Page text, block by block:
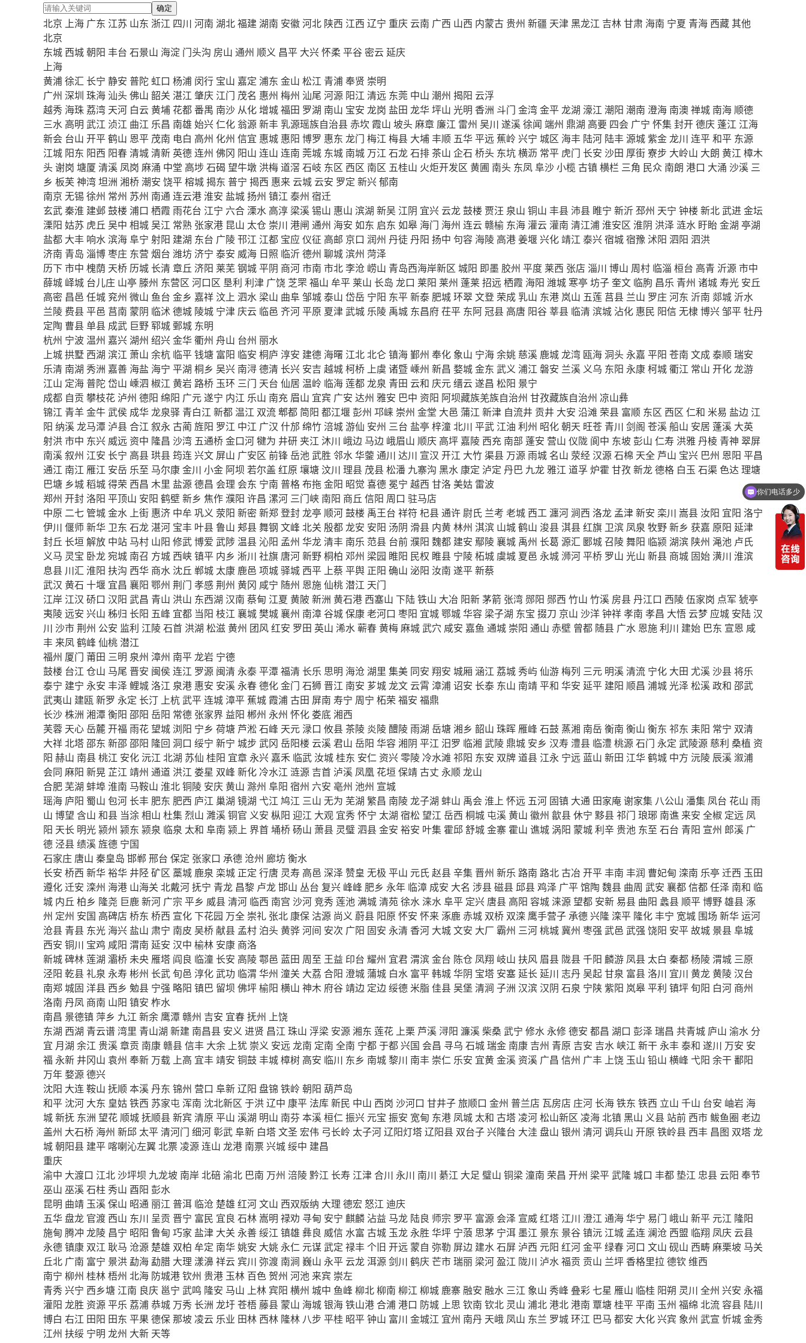
确定
北京 上海 广东 江苏 山东 浙江 四川 河南 湖北福建湖南 安徽河北 陕西 江西 辽宁 重庆 云南 广西 山西 内蒙古 贵州 新疆 天津黑龙江 吉林甘肃 海南 宁夏 青海 西藏其他
北京
东城 西城朝阳 丰台 石景山 海淀 门头沟 房山 通州 顺义 昌平 大兴怀柔平谷 密云延庆
上海
黄浦徐汇 长宁 静安 普陀 虹口 杨浦 闵行 宝山 嘉定 浦东 金山 松江 青浦奉贤 崇明
广州 深圳 珠海 汕头佛山 韶关 湛江 肇庆 江门 茂名 惠州 梅州 汕尾 河源 阳江 清远 东莞 中山 潮州 揭阳 云浮
越秀 海珠 荔湾 天河 白云黄埔 花都番禺 南沙 从化增城福田 罗湖 南山 宝安 龙岗 盐田 龙华坪山 光明 香洲 斗门 金湾金平龙湖 濠江 潮阳 潮南 澄海 南澳禅城 南海 顺德
三水 高明 武江 浈江 曲江 乐昌 南雄 始兴仁化 翁源新丰乳源瑶族自治县赤坎 霞山 坡头麻章 廉江 雷州 吴川 遂溪徐闻 端州 鼎湖 高要 四会 广宁 怀集封开德庆 蓬江 江海
新会 台山 开平鹤山 恩平 茂南 电白 高州 化州 信宜 惠城 惠阳 博罗 惠东 龙门 梅江 梅县 大埔丰顺 五华平远 蕉岭 兴宁 城区 海丰 陆河 陆丰源城紫金龙川 连平和平 东源
江城 阳东 阳西 阳春清城清新 英德连州 佛冈 阳山 连山 连南 莞城 东城 南城 万江 石龙石排茶山 企石 桥头 东坑横沥 常平 虎门 长安 沙田 厚街寮步 大岭山 大朗 黄江 樟木
头谢岗 塘厦 清溪 凤岗 麻涌 中堂 高埗石碣 望牛墩 洪梅道滘 石岐 东区 西区 南区 五桂山 火炬开发区 黄圃 南头 东凤阜沙小榄 古镇横栏 三角 民众 南朗 港口 大涌 沙溪 三
乡 板芙 神湾坦洲 湘桥潮安 饶平榕城揭东 普宁 揭西 惠来 云城 云安 罗定 新兴郁南
南京 无锡 徐州 常州 苏州 南通连云港淮安 盐城扬州 镇江 泰州 宿迁
玄武秦淮 建邺鼓楼 浦口 栖霞 雨花台 江宁 六合 溧水 高淳 梁溪锡山 惠山 滨湖 新吴 江阴 宜兴 云龙鼓楼 贾汪 泉山 铜山 丰县 沛县 睢宁 新沂邳州 天宁 钟楼 新北武进金坛
溧阳 姑苏 虎丘 吴中 相城吴江 常熟 张家港 昆山 太仓 崇川 港闸 通州 海安 如东 启东 如皋 海门 海州 连云赣榆 东海灌云灌南 清江浦淮安区 淮阴 洪泽 涟水 盱眙金湖 亭湖
盐都 大丰 响水滨海阜宁 射阳 建湖 东台 广陵邗江 江都 宝应 仪征 高邮 京口 润州 丹徒丹阳 扬中 句容 海陵 高港姜堰兴化靖江 泰兴宿城宿豫 沭阳 泗阳 泗洪
济南 青岛 淄博枣庄 东营 烟台 潍坊济宁 泰安 威海 日照 临沂德州 聊城滨州 菏泽
历下市中 槐荫 天桥 历城 长清章丘 济阳 莱芜钢城平阴 商河市南 市北李沧 崂山 青岛西海岸新区 城阳 即墨 胶州 平度 莱西 张店 淄川 博山 周村 临淄 桓台 高青 沂源市中
薛城 峄城 台儿庄 山亭 滕州 东营区 河口区 垦利 利津 广饶 芝罘福山 牟平 莱山 长岛 龙口 莱阳 莱州 蓬莱招远 栖霞 海阳 潍城 寒亭 坊子奎文 临朐 昌乐 青州 诸城寿光 安丘
高密 昌邑 任城 兖州 微山 鱼台 金乡 嘉祥 汶上 泗水 梁山 曲阜邹城泰山 岱岳 宁阳 东平新泰 肥城环翠文登 荣成乳山 东港 岚山 五莲 莒县 兰山 罗庄河东 沂南 郯城 沂水
兰陵 费县平邑 莒南 蒙阴 临沭德城 陵城 宁津 庆云 临邑 齐河平原 夏津武城 乐陵 禹城 东昌府茌平 东阿冠县 高唐 阳谷莘县 临清滨城 沾化 惠民 阳信无棣博兴邹平牡丹
定陶 曹县单县 成武 巨野 郓城 鄄城 东明
杭州 宁波 温州 嘉兴湖州 绍兴金华衢州 舟山 台州 丽水
上城拱墅 西湖 滨江 萧山 余杭 临平钱塘 富阳 临安 桐庐 淳安 建德 海曙 江北北仑镇海鄞州 奉化 象山 宁海余姚 慈溪 鹿城龙湾 瓯海洞头 永嘉 平阳 苍南 文成泰顺瑞安
乐清 南湖 秀洲 嘉善 海盐 海宁 平湖 桐乡 吴兴 南浔德清 长兴 安吉 越城柯桥 上虞 诸暨 嵊州 新昌 婺城金东 武义 浦江 磐安 兰溪 义乌 东阳 永康柯城衢江 常山 开化龙游
江山 定海普陀 岱山 嵊泗 椒江 黄岩 路桥 玉环 三门 天台 仙居 温岭 临海莲都龙泉 青田 云和 庆元缙云遂昌 松阳 景宁
成都 自贡 攀枝花 泸州 德阳 绵阳 广元遂宁 内江 乐山 南充 眉山 宜宾 广安 达州 雅安 巴中 资阳 阿坝藏族羌族自治州 甘孜藏族自治州 凉山彝
锦江 青羊金牛武侯 成华龙泉驿 青白江 新都 温江 双流郫都 简阳 都江堰彭州 邛崃 崇州 金堂 大邑 蒲江 新津 自流井 贡井 大安 沿滩 荣县 富顺 东区 西区 仁和 米易 盐边 江
阳 纳溪龙马潭 泸县合江 叙永古蔺旌阳 罗江 中江 广汉 什邡 绵竹 涪城游仙 安州 三台 盐亭 梓潼北川 平武 江油 利州 昭化朝天 旺苍 青川 剑阁 苍溪船山 安居 蓬溪 大英
射洪市中 东兴 威远 资中 隆昌 沙湾 五通桥金口河犍为 井研 夹江 沐川 峨边 马边 峨眉山 顺庆 高坪 嘉陵 西充 南部 蓬安 营山 仪陇 阆中 东坡彭山 仁寿 洪雅丹棱 青神 翠屏
南溪叙州 江安 长宁 高县珙县筠连兴文 屏山 广安区 前锋岳池武胜 邻水华蓥 通川 达川 宣汉 开江 大竹 渠县 万源雨城 名山 荥经汉源石棉 天全 芦山 宝兴 巴州 恩阳 平昌
通江 南江 雁江 安岳 乐至 马尔康金川 小金 阿坝 若尔盖 红原 壤塘 汶川 理县 茂县松潘 九寨沟 黑水 康定 泸定 丹巴 九龙雅江 道孚炉霍 甘孜新龙德格 白玉 石渠色达 理塘
巴塘 乡城稻城得荣 西昌 木里 盐源德昌 会理 会东 宁南 普格布拖金阳 昭觉 喜德 冕宁 越西 甘洛 美姑 雷波
郑州 开封洛阳 平顶山 安阳 鹤壁新乡 焦作濮阳 许昌 漯河 三门峡 南阳 商丘 信阳 周口 驻马店
中原 二七 管城金水 上街 惠济 中牟巩义 荥阳 新密 新郑登封龙亭 顺河鼓楼 禹王台 祥符 杞县通许 尉氏 兰考 老城 西工瀍河涧西 洛龙 孟津新安 栾川 嵩县 汝阳 宜阳 洛宁
伊川 偃师新华 卫东 石龙湛河 宝丰 叶县鲁山 郏县舞钢 文峰 北关 殷都龙安 安阳 汤阴 滑县 内黄林州 淇滨 山城鹤山 浚县淇县红旗 卫滨 凤泉 牧野新乡 获嘉 原阳 延津
封丘 长垣解放 中站 马村 山阳 修武博爱 武陟 温县沁阳 孟州 华龙清丰 南乐 范县 台前濮阳 魏都 建安 鄢陵襄城 禹州 长葛 源汇 郾城召陵舞阳 临颍 湖滨 陕州 渑池 卢氏
义马 灵宝 卧龙宛城 南召 方城 西峡镇平 内乡 淅川 社旗 唐河新野桐柏 邓州 梁园 睢阳 民权 睢县 宁陵柘城 虞城 夏邑 永城浉河平桥 罗山 光山 新县 商城 固始潢川 淮滨
息县 川汇 淮阳 扶沟 西华 商水 沈丘 郸城 太康 鹿邑 项城驿城 西平 上蔡 平舆 正阳 确山 泌阳 汝南 遂平新蔡
武汉 黄石 十堰 宜昌 襄阳 鄂州 荆门 孝感荆州 黄冈 咸宁 随州 恩施仙桃潜江 天门
江岸 江汉 硚口 汉阳 武昌 青山 洪山 东西湖 汉南 蔡甸 江夏 黄陂 新洲 黄石港 西塞山 下陆铁山 大冶 阳新茅箭 张湾 郧阳 郧西 竹山 竹溪 房县丹江口 西陵伍家岗 点军 猇亭
夷陵远安 兴山 秭归 长阳 五峰 宜都 当阳 枝江 襄城樊城襄州 南漳谷城保康老河口 枣阳 宜城鄂城华容 梁子湖 东宝 掇刀 京山 沙洋钟祥孝南 孝昌 大悟 云梦 应城 安陆汉
川 沙市荆州 公安 监利 江陵石首 洪湖 松滋黄州 团风红安 罗田 英山 浠水蕲春黄梅麻城武穴 咸安 嘉鱼 通城 崇阳 通山 赤壁 曾都 随县 广水 恩施利川 建始 巴东 宣恩 咸
丰 来凤鹤峰 仙桃潜江
福州 厦门 莆田 三明 泉州 漳州 南平龙岩 宁德
鼓楼 台江 仓山 马尾 晋安 闽侯连江 罗源 闽清 永泰平潭福清 长乐 思明 海沧 湖里 集美 同安 翔安 城厢 涵江 荔城秀屿仙游梅列 三元 明溪清流 宁化 大田 尤溪沙县将乐
泰宁 建宁 永安 丰泽鲤城洛江 泉港 惠安 安溪 永春德化金门 石狮 晋江 南安 芗城龙文 云霄 漳浦诏安 长泰 东山 南靖平和 华安 延平 建阳 顺昌 浦城光泽松溪政和 邵武
武夷山 建瓯新罗 永定 长汀 上杭武平连城 漳平 蕉城 霞浦古田 屏南 寿宁 周宁 柘荣 福安 福鼎
长沙株洲 湘潭衡阳 邵阳 岳阳 常德 张家界 益阳 郴州 永州 怀化 娄底湘西
芙蓉 天心岳麓开福 雨花望城 浏阳 宁乡 荷塘 芦淞石峰 天元 渌口 攸县茶陵 炎陵醴陵雨湖 岳塘湘乡 韶山 珠晖 雁峰 石鼓 蒸湘 南岳衡南 衡山 衡东 祁东 耒阳 常宁 双清
大祥北塔邵东 新邵邵阳 隆回 洞口 绥宁 新宁 城步 武冈 岳阳楼 云溪君山 岳阳 华容湘阴 平江 汨罗 临湘 武陵鼎城 安乡 汉寿 澧县 临澧桃源石门 永定 武陵源 慈利 桑植 资
阳 赫山 南县桃江 安化沅江 北湖 苏仙 桂阳 宜章 永兴 嘉禾 临武 汝城桂东 安仁 资兴零陵 冷水滩 祁阳 东安 双牌道县 江永 宁远 蓝山 新田 江华鹤城 中方 沅陵 辰溪 溆浦
会同 麻阳 新晃 芷江 靖州 通道 洪江 娄星 双峰 新化 冷水江 涟源 吉首 泸溪 凤凰 花垣保靖古丈 永顺龙山
合肥 芜湖 蚌埠淮南 马鞍山 淮北铜陵 安庆黄山 滁州 阜阳 宿州 六安 亳州 池州 宣城
瑶海 庐阳 蜀山 包河 长丰 肥东 肥西 庐江 巢湖 镜湖 弋江 鸠江 三山 无为 芜湖 繁昌 南陵龙子湖 蚌山 禹会淮上 怀远 五河 固镇 大通 田家庵谢家集 八公山 潘集 凤台 花山 雨
山 博望 含山 和县 当涂相山 杜集 烈山 濉溪铜官 义安 枞阳 迎江 大观 宜秀怀宁 太湖 宿松 望江 岳西 桐城 屯溪黄山 徽州 歙县休宁 黟县祁门 琅琊 南谯 来安 全椒 定远 凤
阳 天长 明光颍州 颍东 颍泉 临泉 太和 阜南 颍上 界首埇桥砀山 萧县 灵璧泗县金安 裕安 叶集 霍邱舒城金寨 霍山 谯城 涡阳 蒙城利辛 贵池 东至 石台 青阳 宣州 郎溪 广
德 泾县绩溪旌德 宁国
石家庄 唐山 秦皇岛 邯郸 邢台 保定 张家口 承德 沧州 廊坊衡水
长安 桥西 新华裕华 井陉矿区 藁城 鹿泉 栾城 正定 行唐 灵寿 高邑 深泽 赞皇 无极 平山 元氏赵县辛集 晋州 新乐 路南 路北古冶 开平丰南 丰润 曹妃甸 滦南 乐亭 迁西 玉田
遵化迁安 滦州 海港 山海关 北戴河抚宁 青龙 昌黎 卢龙邯山 丛台 复兴 峰峰 肥乡 永年 临漳 成安 大名 涉县磁县邱县鸡泽 广平馆陶 魏县 曲周 武安 襄都信都任泽 南和 临
城 内丘 柏乡 隆尧 巨鹿新河 广宗 平乡 威县清河 临西 南宫 沙河竞秀莲池 满城清苑徐水 涞水阜平 定兴 唐县 高阳 容城 涞源望都 安新易县 曲阳 蠡县 顺平博野雄县涿
州 定州 安国 高碑店 桥东 桥西 宣化下花园 万全 崇礼 张北 康保 沽源 尚义 蔚县 阳原 怀安 怀来涿鹿赤城 双桥 双滦 鹰手营子承德兴隆 滦平 隆化丰宁 宽城 围场 新华运河
沧县 青县 东光 海兴 盐山 肃宁 南皮 吴桥献县 孟村 泊头黄骅河间 安次 广阳 固安 永清 香河 大城文安 大厂 霸州 三河桃城冀州 枣强 武邑 武强 饶阳 安平故城 景县阜城
西安 铜川 宝鸡 咸阳 渭南 延安 汉中 榆林 安康 商洛
新城碑林莲湖 灞桥未央 雁塔 阎良 临潼 长安 高陵鄠邑 蓝田 周至 王益 印台 耀州 宜君渭滨金台 陈仓 凤翔 岐山 扶风 眉县 陇县千阳 麟游 凤县 太白 秦都杨陵渭城 三原
泾阳 乾县礼泉 永寿彬州 长武旬邑 淳化武功 临渭 华州 潼关 大荔 合阳 澄城蒲城 白水 富平韩城华阴 宝塔 安塞延长 延川 志丹吴起甘泉 富县洛川 宜川 黄龙黄陵汉台
南郑城固 洋县 西乡 勉县 宁强 略阳 镇巴 留坝 佛坪榆阳 横山 神木 府谷靖边 定边绥德 米脂佳县吴堡 清涧 子洲 汉滨汉阴 石泉 宁陕紫阳 岚皋平利 镇坪旬阳 白河 商州
洛南 丹凤 商南 山阳 镇安 柞水
南昌 景德镇萍乡 九江 新余 鹰潭赣州 吉安 宜春抚州 上饶
东湖 西湖 青云谱湾里 青山湖 新建 南昌县 安义 进贤 昌江 珠山 浮梁 安源湘东 莲花 上栗 芦溪 浔阳 濂溪柴桑武宁 修水 永修德安 都昌 湖口 彭泽瑞昌 共青城 庐山 渝水 分
宜 月湖 余江 贵溪章贡 南康赣县信丰 大余 上犹 崇义 安远 龙南 定南 全南 宁都于都兴国 会昌 寻乌 石城瑞金 南康 吉州 青原 吉安 吉水 峡江 新干 永丰泰和 遂川 万安 安
福 永新 井冈山 袁州 奉新 万载 上高 宜丰靖安 铜鼓丰城樟树 高安 临川 东乡 南城黎川 南丰 崇仁 乐安 宜黄金溪 资溪 广昌 信州 广丰 上饶 玉山 铅山 横峰 弋阳 余干鄱阳
万年婺源德兴
沈阳 大连鞍山 抚顺本溪丹东 锦州 营口 阜新辽阳 盘锦 铁岭 朝阳 葫芦岛
和平 沈河 大东 皇姑铁西 苏家屯 浑南 沈北新区 于洪辽中 康平 法库新民 中山 西岗 沙河口 甘井子旅顺口 金州 普兰店 瓦房店 庄河 长海铁东 铁西 立山 千山 台安 岫岩 海
城新抚 东洲 望花 顺城抚顺县新宾 清原 平山 溪湖 明山 南芬 本溪桓仁振兴 元宝 振安 宽甸 东港 凤城 太和 古塔 凌河松山新区 凌海北镇黑山 义县 站前 西市 鲅鱼圈 老边
盖州 大石桥 海州 新邱 太平清河门 细河彰武阜新 白塔文圣宏伟 弓长岭 太子河辽阳灯塔辽阳县 双台子兴隆台 大洼 盘山 银州 清河调兵山 开原 铁岭县 西丰 昌图 双塔龙
城朝阳县 建平 喀喇沁左翼北票 凌源连山 龙港 南票兴城绥中 建昌
重庆
渝中 大渡口 江北沙坪坝 九龙坡 南岸北碚渝北 巴南 万州 涪陵黔江 长寿 江津合川 永川 南川 綦江 大足 璧山 铜梁潼南 荣昌 开州 梁平武隆城口 丰都 垫江 忠县 云阳 奉节
巫山 巫溪石柱 秀山 酉阳 彭水
昆明 曲靖 玉溪保山 昭通丽江 普洱 临沧 楚雄 红河文山 西双版纳 大理 德宏 怒江 迪庆
五华盘龙 官渡 西山 东川 呈贡 晋宁 富民 宜良 石林嵩明 禄劝 寻甸 安宁 麒麟 沾益 马龙 陆良 师宗 罗平 富源 会泽 宣威红塔 江川 澄江 通海华宁 易门 峨山 新平 元江 隆阳
施甸 腾冲 龙陵 昌宁 昭阳 鲁甸 巧家 盐津 大关 永善绥江 镇雄 彝良 威信水富 古城 玉龙 永胜 华坪 宁蒗 思茅 宁洱 墨江 景东 景谷镇沅 江城 孟连 澜沧 西盟 临翔 凤庆 云县
永德镇康 双江 耿马 沧源 楚雄 双柏 牟定 南华姚安 大姚 永仁 元谋武定 禄丰个旧 开远 蒙自 弥勒 屏边 建水石屏 泸西 元阳 红河金平绿春河口 文山 砚山 西畴麻栗坡 马关
丘北 广南 富宁 景洪 勐海 勐腊 大理 漾濞祥云 宾川 弥渡 南涧 巍山 永平 云龙 洱源剑川 鹤庆 芒市瑞丽 梁河盈江 陇川 泸水福贡 贡山 兰坪 香格里拉 德钦维西
南宁 柳州 桂林梧州 北海 防城港钦州 贵港 玉林 百色贺州 河池 来宾 崇左
青秀兴宁 西乡塘 江南 良庆 邕宁 武鸣 隆安 马山 上林 宾阳 横州 城中 鱼峰 柳北柳南 柳江 柳城 鹿寨融安 融水 三江 象山 秀峰 叠彩七星 雁山 临桂 阳朔 灵川 全州 兴安 永福
灌阳 龙胜 资源平乐 荔浦恭城 万秀 长洲 龙圩苍梧 藤县蒙山 海城银海铁山港合浦港口 防城 上思 钦南 钦北 灵山 浦北港北港南 覃塘桂平平南 玉州 福绵 北流 容县 陆川
博白 右江 田阳 田东 平果 德保那坡 凌云 乐业 田林 西林 隆林 八步 平桂 昭平钟山 富川 金城江 宜州 南丹 天峨 凤山 东兰 罗城环江 巴马 都安 大化兴宾 象州 武宣 忻城金秀
江州 扶绥 宁明 龙州 大新 天等
你们电话多少